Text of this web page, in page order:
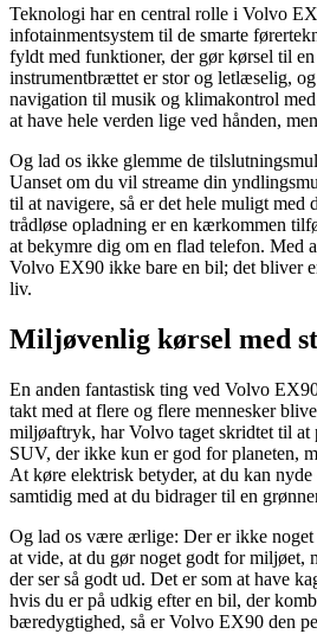
Teknologi har en central rolle i Volvo
infotainmentsystem til de smarte
fyldt med funktioner, der gør kørsel til
instrumentbrættet er stor og letlæselig,
navigation til musik og klimakontrol
at have hele verden lige ved hånden,
Og lad os ikke glemme de
Uanset om du vil streame din
til at navigere, så er det hele muligt med
trådløse opladning er en kærkommen
at bekymre dig om en flad telefon. Med
Volvo EX90 ikke bare en bil; det bliver
liv.
Miljøvenlig kørsel med
En anden fantastisk ting ved Volvo
takt med at flere og flere mennesker
miljøaftryk, har Volvo taget skridtet til at
SUV, der ikke kun er god for planeten,
At køre elektrisk betyder, at du kan
samtidig med at du bidrager til en
Og lad os være ærlige: Der er ikke noget
at vide, at du gør noget godt for miljøet,
der ser så godt ud. Det er som at have
hvis du er på udkig efter en bil, der
bæredygtighed, så er Volvo EX90 den